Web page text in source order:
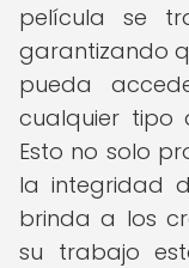
película se
garantizando
pueda
cualquier tipo
Esto no solo
la integridad
brinda a los
su trabajo